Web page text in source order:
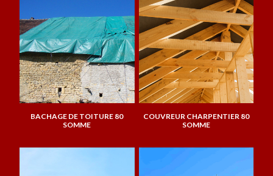
BACHAGE DE TOITURE 80
SOMME
COUVREUR CHARPENTIER 80
SOMME